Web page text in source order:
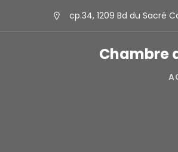
cp.34, 1209 Bd du Sacré
Chambre